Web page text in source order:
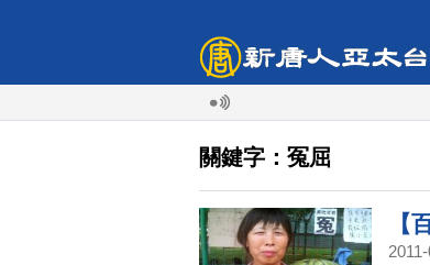
關鍵字：冤屈
【